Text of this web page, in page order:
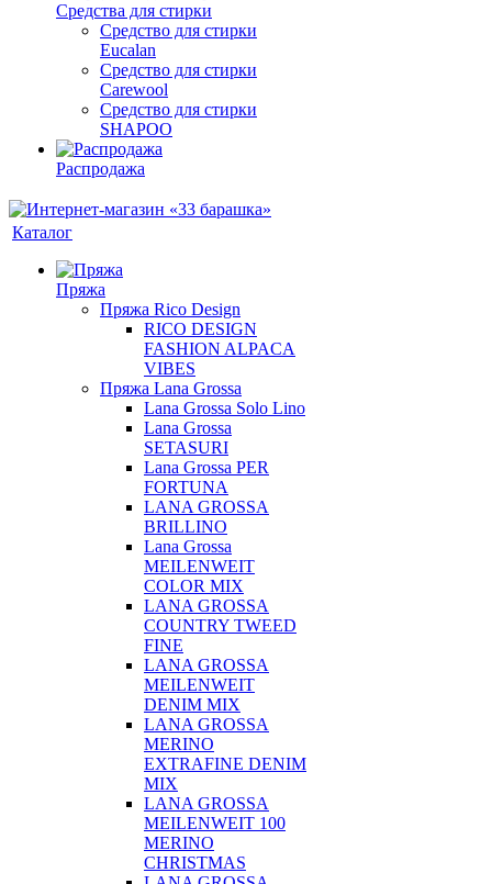
Средства для стирки
Средство для стирки
Eucalan
Средство для стирки
Carewool
Средство для стирки
SHAPOO
Распродажа
Каталог
Пряжа
Пряжа Rico Design
RICO DESIGN
FASHION ALPACA
VIBES
Пряжа Lana Grossa
Lana Grossa Solo Lino
Lana Grossa
SETASURI
Lana Grossa PER
FORTUNA
LANA GROSSA
BRILLINO
Lana Grossa
MEILENWEIT
COLOR MIX
LANA GROSSA
COUNTRY TWEED
FINE
LANA GROSSA
MEILENWEIT
DENIM MIX
LANA GROSSA
MERINO
EXTRAFINE DENIM
MIX
LANA GROSSA
MEILENWEIT 100
MERINO
CHRISTMAS